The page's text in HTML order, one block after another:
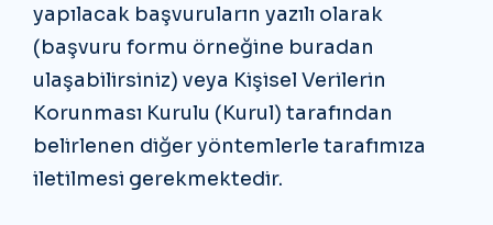
yapılacak başvuruların yazılı olarak
(başvuru formu örneğine buradan
ulaşabilirsiniz) veya Kişisel Verilerin
Korunması Kurulu (Kurul) tarafından
belirlenen diğer yöntemlerle tarafımıza
iletilmesi gerekmektedir.